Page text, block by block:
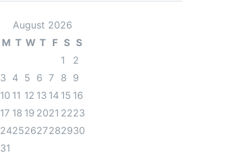
August 2026
M T W T F S S
1
2
3 4 5 6 7 8 9
10 11 12 13 14 15 16
17 18 19 2021 2223
24252627282930
31